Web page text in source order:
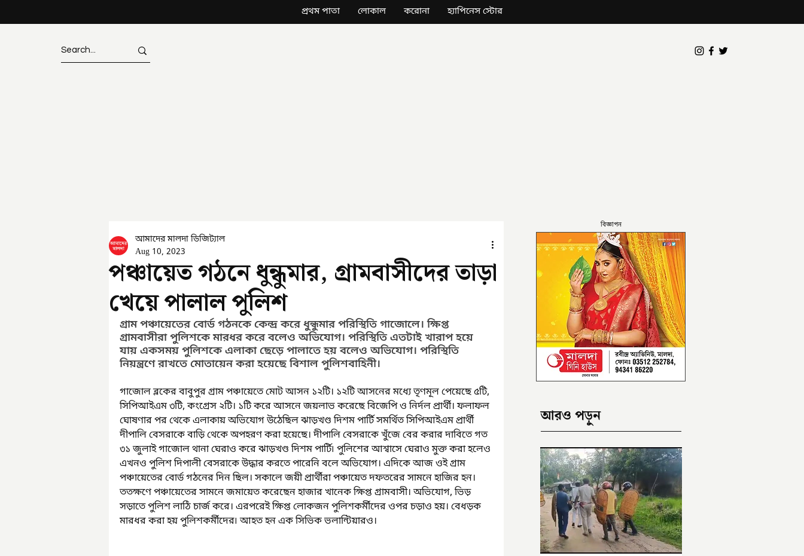
প্রথম পাতা লোকাল করোনা হ্যাপিনেস স্টোর
পঞ্চায়েত গঠনে ধুন্ধুমার, গ্রামবাসীদের তাড়া
খেয়ে পালাল পুলিশ
আমাদের মালদা ডিজিট্যাল
Aug 10, 2023
গ্রাম পঞ্চায়েতের বোর্ড গঠনকে কেন্দ্র করে ধুন্ধুমার পরিস্থিতি গাজোলে। ক্ষিপ্ত
গ্রামবাসীরা পুলিশকে মারধর করে বলেও অভিযোগ। পরিস্থিতি এতটাই খারাপ হয়ে
যায় একসময় পুলিশকে এলাকা ছেড়ে পালাতে হয় বলেও অভিযোগ। পরিস্থিতি
নিয়ন্ত্রণে রাখতে মোতায়েন করা হয়েছে বিশাল পুলিশবাহিনী।
গাজোল ব্লকের বাবুপুর গ্রাম পঞ্চায়েতে মোট আসন ১২টি। ১২টি আসনের মধ্যে তৃণমূল পেয়েছে ৫টি,
সিপিআইএম ৩টি, কংগ্রেস ২টি। ১টি করে আসনে জয়লাভ করেছে বিজেপি ও নির্দল প্রার্থী। ফলাফল
ঘোষণার পর থেকে এলাকায় অভিযোগ উঠেছিল ঝাড়খণ্ড দিশম পার্টি সমর্থিত সিপিআইএম প্রার্থী
দীপালি বেসরাকে বাড়ি থেকে অপহরণ করা হয়েছে। দীপালি বেসরাকে খুঁজে বের করার দাবিতে গত
৩১ জুলাই গাজোল থানা ঘেরাও করে ঝাড়খণ্ড দিশম পার্টি৷ পুলিশের আশ্বাসে ঘেরাও মুক্ত করা হলেও
এখনও পুলিশ দিপালী বেসরাকে উদ্ধার করতে পারেনি বলে অভিযোগ। এদিকে আজ ওই গ্রাম
পঞ্চায়েতের বোর্ড গঠনের দিন ছিল। সকালে জয়ী প্রার্থীরা পঞ্চায়েত দফতরের সামনে হাজির হন।
ততক্ষণে পঞ্চায়েতের সামনে জমায়েত করেছেন হাজার খানেক ক্ষিপ্ত গ্রামবাসী। অভিযোগ, ভিড়
সড়াতে পুলিশ লাঠি চার্জ করে। এরপরেই ক্ষিপ্ত লোকজন পুলিশকর্মীদের ওপর চড়াও হয়। বেধড়ক
মারধর করা হয় পুলিশকর্মীদের৷ আহত হন এক সিভিক ভলান্টিয়ারও।
বিজ্ঞাপন
আরও পড়ুন